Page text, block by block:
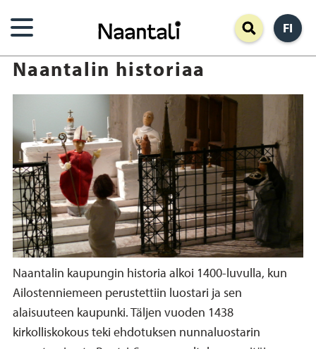
pääsisältöön
FI
Naantalin historiaa
Naantalin kaupungin historia alkoi 1400-luvulla, kun
Ailostenniemeen perustettiin luostari ja sen
alaisuuteen kaupunki. Täljen vuoden 1438
kirkolliskokous teki ehdotuksen nunnaluostarin